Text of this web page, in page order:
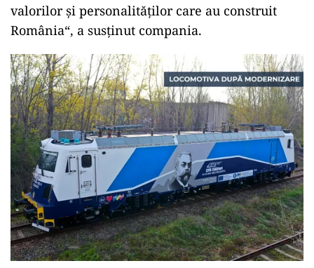
valorilor și personalităților care au construit
România“, a susținut compania.